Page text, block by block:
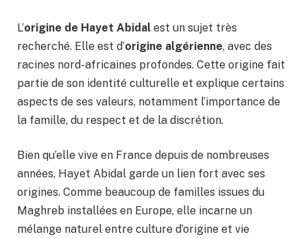
L’origine de Hayet Abidal est un sujet très
recherché. Elle est d’origine algérienne, avec des
racines nord-africaines profondes. Cette origine fait
partie de son identité culturelle et explique certains
aspects de ses valeurs, notamment l’importance de
la famille, du respect et de la discrétion.
Bien qu’elle vive en France depuis de nombreuses
années, Hayet Abidal garde un lien fort avec ses
origines. Comme beaucoup de familles issues du
Maghreb installées en Europe, elle incarne un
mélange naturel entre culture d’origine et vie